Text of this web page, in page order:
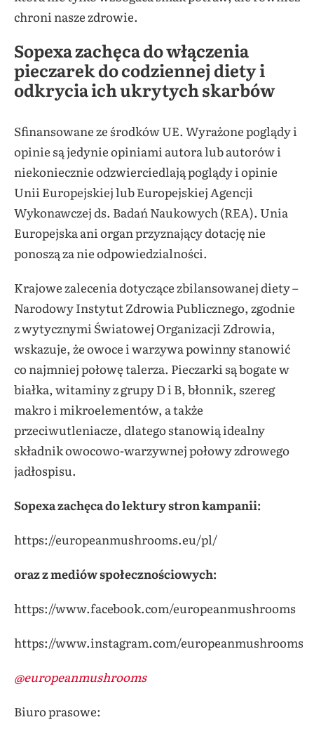
chroni nasze zdrowie.
Sopexa zachęca do włączenia
pieczarek do codziennej diety i
odkrycia ich ukrytych skarbów
Sfinansowane ze środków UE. Wyrażone poglądy i
opinie są jedynie opiniami autora lub autorów i
niekoniecznie odzwierciedlają poglądy i opinie
Unii Europejskiej lub Europejskiej Agencji
Wykonawczej ds. Badań Naukowych (REA). Unia
Europejska ani organ przyznający dotację nie
ponoszą za nie odpowiedzialności.
Krajowe zalecenia dotyczące zbilansowanej diety –
Narodowy Instytut Zdrowia Publicznego, zgodnie
z wytycznymi Światowej Organizacji Zdrowia,
wskazuje, że owoce i warzywa powinny stanowić
co najmniej połowę talerza. Pieczarki są bogate w
białka, witaminy z grupy D i B, błonnik, szereg
makro i mikroelementów, a także
przeciwutleniacze, dlatego stanowią idealny
składnik owocowo-warzywnej połowy zdrowego
jadłospisu.
Sopexa zachęca do lektury stron kampanii:
https://europeanmushrooms.eu/pl/
oraz z mediów społecznościowych:
https://www.facebook.com/europeanmushrooms
https://www.instagram.com/europeanmushrooms
@europeanmushrooms
Biuro prasowe: